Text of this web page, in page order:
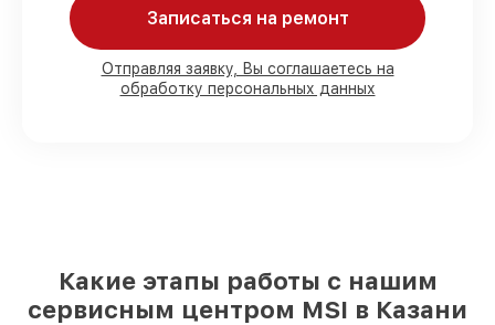
80%работ с возможностью
присутствовать
90%комплектующих для материнских
немедленном начале работ
Записаться на ремонт
Отправляя заявку, Вы соглашаетесь на
обработку персональных данных
Какие этапы работы с нашим
сервисным центром MSI в Казани